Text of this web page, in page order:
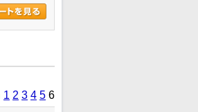
1 2 3 4 5 6